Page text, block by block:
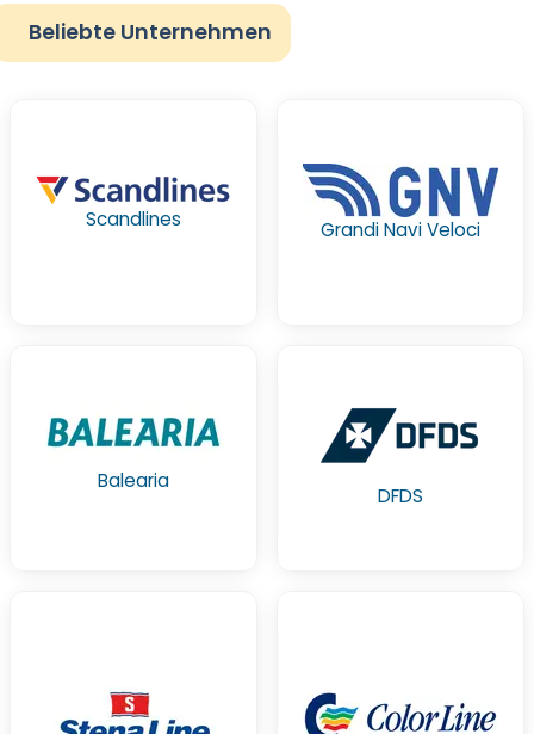
Beliebte Unternehmen
Scandlines Grandi Navi Veloci
Balearia
DFDS